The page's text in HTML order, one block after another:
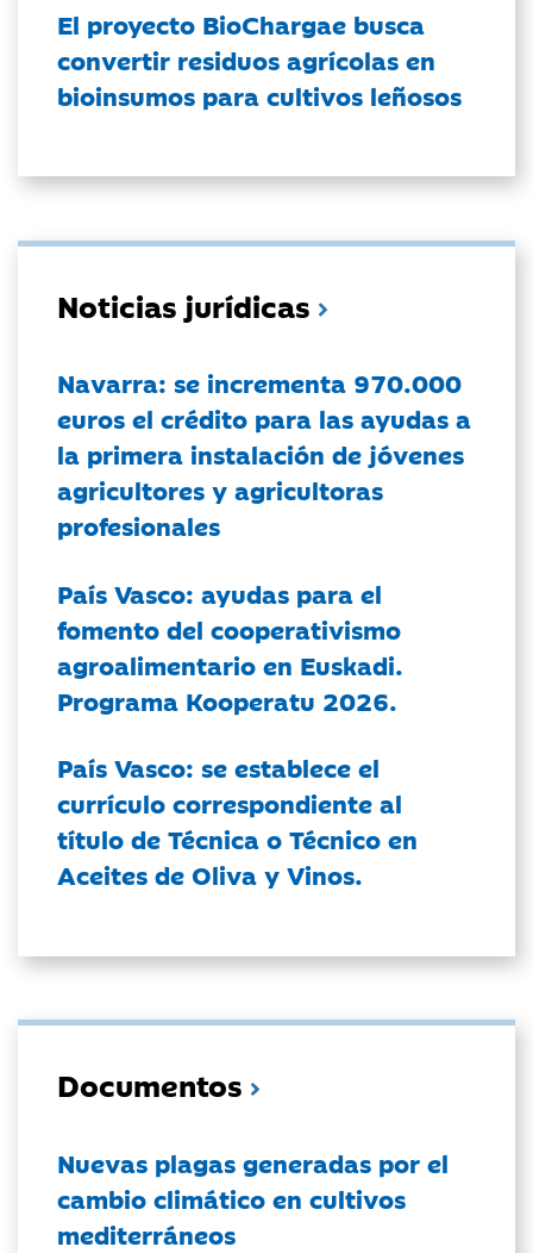
El proyecto BioChargae busca
convertir residuos agrícolas en
bioinsumos para cultivos leñosos
Noticias jurídicas
Navarra: se incrementa 970.000
euros el crédito para las ayudas a
la primera instalación de jóvenes
agricultores y agricultoras
profesionales
País Vasco: ayudas para el
fomento del cooperativismo
agroalimentario en Euskadi.
Programa Kooperatu 2026.
País Vasco: se establece el
currículo correspondiente al
título de Técnica o Técnico en
Aceites de Oliva y Vinos.
Documentos
Nuevas plagas generadas por el
cambio climático en cultivos
mediterráneos